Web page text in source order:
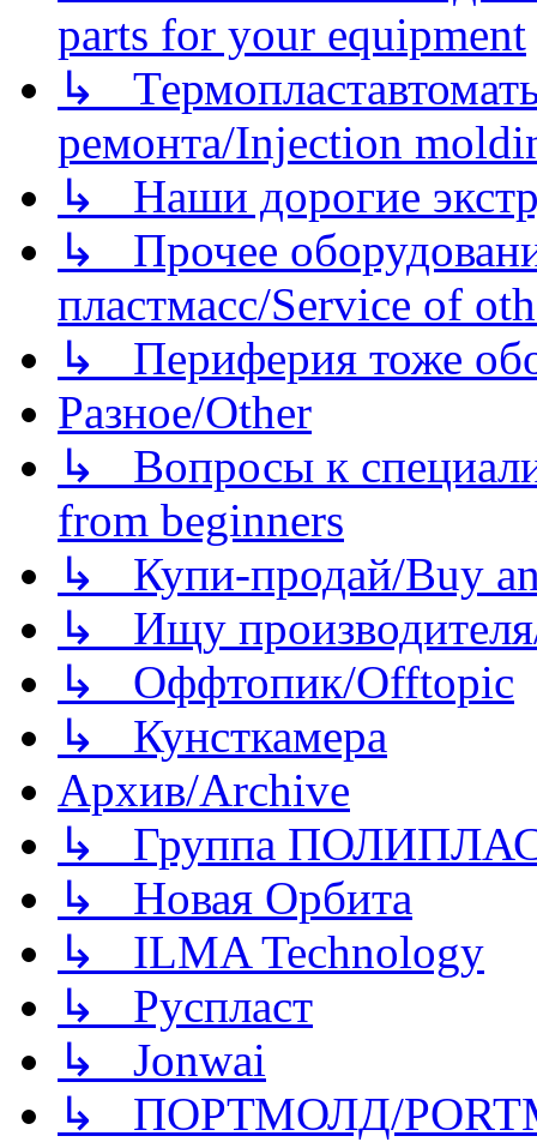
parts for your equipment
↳
ремонта/Injection
↳ Наши дорогие
↳ Прочее
пластмасс/Service of
↳ Периферия тоже
Разное/Other
↳ Вопросы к
from beginners
↳ Купи-продай/Buy
↳ Ищу
↳ Оффтопик/Offtopic
↳ Кунсткамера
Архив/Archive
↳ Группа
↳ Новая Орбита
↳ ILMA Technology
↳ Руспласт
↳ Jonwai
↳ ПОРТМОЛД/